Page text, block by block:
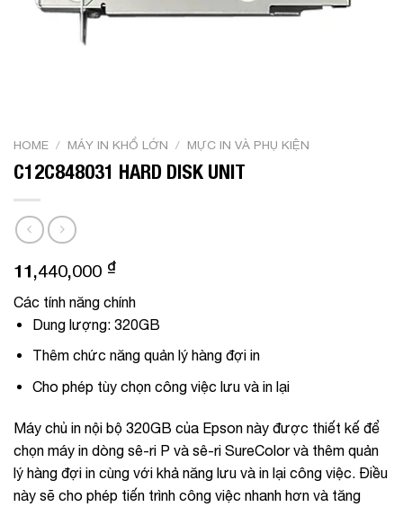
HOME / MÁY IN KHỔ LỚN / MỰC IN VÀ PHỤ KIỆN
C12C848031 HARD DISK UNIT
11,440,000 ₫
Các tính năng chính
Dung lượng: 320GB
Thêm chức năng quản lý hàng đợi in
Cho phép tùy chọn công việc lưu và in lại
Máy chủ in nội bộ 320GB của Epson này được thiết kế để
chọn máy in dòng sê-ri P và sê-ri SureColor và thêm quản
lý hàng đợi in cùng với khả năng lưu và in lại công việc. Điều
này sẽ cho phép tiến trình công việc nhanh hơn và tăng